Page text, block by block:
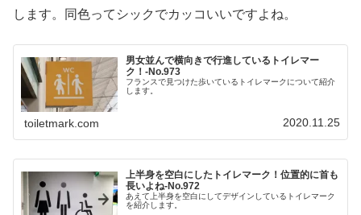
します。同色ってシックでカッコいいですよね。
男女並んで横向きで行進しているトイレマー
ク！‐No.973
フランスで見つけた歩いているトイレマークについて紹介
します。
toiletmark.com 2020.11.25
上半身を空白にしたトイレマーク！位置的に首も
長いよね‐No.972
あえて上半身を空白にしてデザインしているトイレマーク
を紹介します。